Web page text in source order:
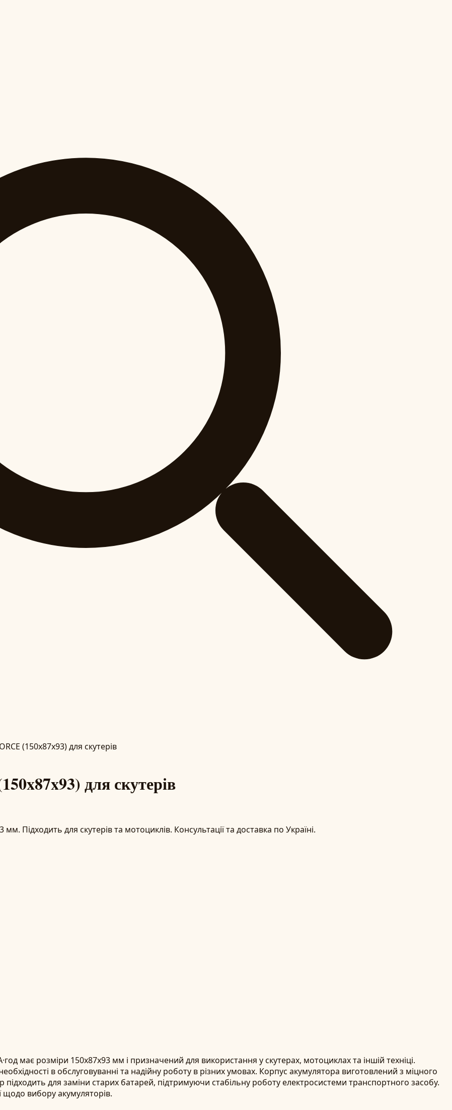
(150x87x93) для скутерів
для скутерів
Підходить для скутерів та мотоциклів. Консультації та доставка по Україні.
має розміри 150x87x93 мм і призначений для використання у скутерах, мотоциклах та іншій техніці.
в обслуговуванні та надійну роботу в різних умовах. Корпус акумулятора виготовлений з міцного
для заміни старих батарей, підтримуючи стабільну роботу електросистеми транспортного засобу.
щодо вибору акумуляторів.